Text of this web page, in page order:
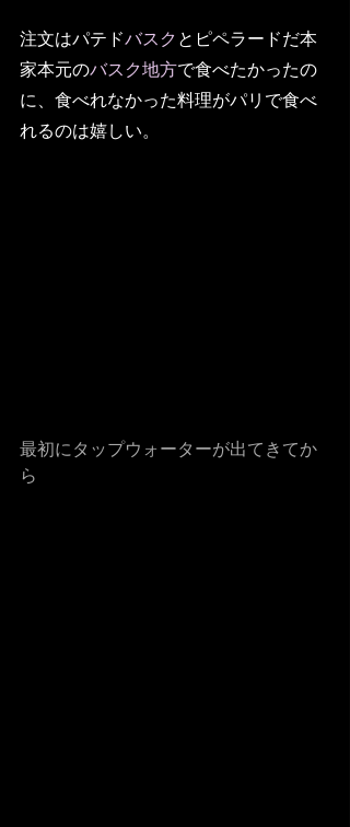
注文はパテドバスク とピペラードだ本
家本元のバスク地方で食べたかったの
に、食べれなかった料理がパリで食べ
れるのは嬉しい。
最初にタップウォーターが出てきてか
ら